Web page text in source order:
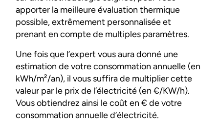
apporter la meilleure évaluation thermique
possible, extrêmement personnalisée et
prenant en compte de multiples paramètres.
Une fois que l’expert vous aura donné une
estimation de votre consommation annuelle (en
kWh/m²/an), il vous suffira de multiplier cette
valeur par le prix de l’électricité (en €/KW/h).
Vous obtiendrez ainsi le coût en € de votre
consommation annuelle d’électricité.